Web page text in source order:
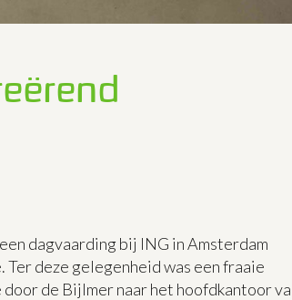
dagvaarding bij ING in Amsterdam
deze gelegenheid was een fraaie
de Bijlmer naar het hoofdkantoor